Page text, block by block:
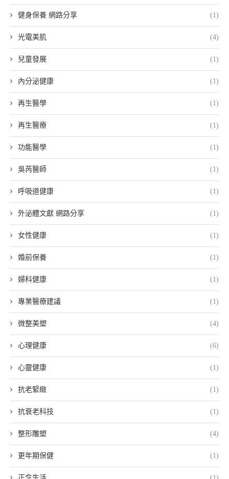
健身保養 網路分享 (1)
光電美肌 (4)
兒童發展 (1)
內分泌健康 (1)
再生醫學 (1)
再生醫療 (1)
功能醫學 (1)
吳芮醫師 (1)
呼吸道健康 (1)
外泌體文獻 網路分享 (1)
女性健康 (1)
婚前保養 (1)
婦科健康 (1)
專業醫療建議 (1)
微整美塑 (4)
心理健康 (6)
心靈健康 (1)
抗老緊緻 (1)
抗衰老科技 (1)
整形雕塑 (4)
更年期保健 (1)